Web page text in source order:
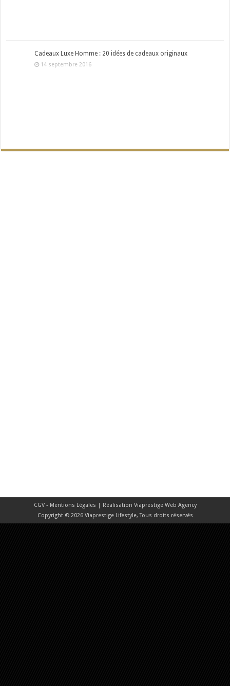
Cadeaux Luxe Homme : 20 idées de cadeaux originaux
14 septembre 2016
CGV - Mentions Légales | Réalisation Viaprestige Web Agency
Copyright © 2026 Viaprestige Lifestyle, Tous droits réservés